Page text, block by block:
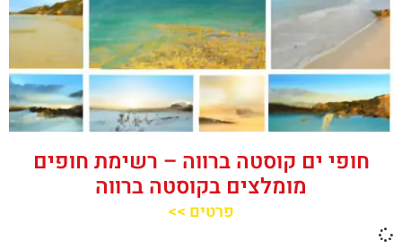
חופי ים קוסטה ברווה – רשימת חופים
מומלצים בקוסטה ברווה
פרטים >>